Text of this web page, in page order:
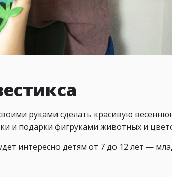
руками сделать красивую
и подарки фигруками животных и
интересно детям от 7 до 12 лет —